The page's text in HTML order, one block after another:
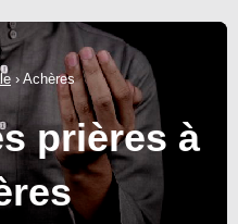
› Achères
prières à